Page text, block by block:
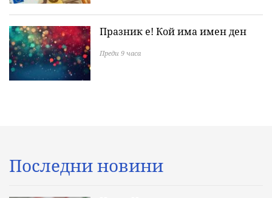
Празник е! Кой има имен ден
Преди 9 часа
Последни новини